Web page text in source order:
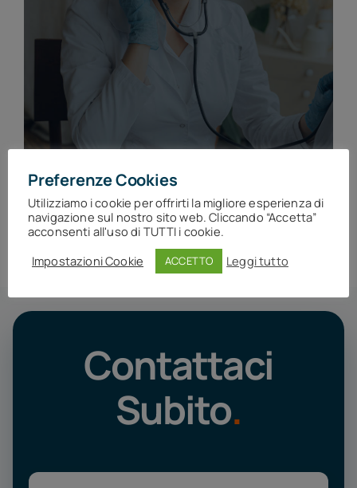
Entra nell’Area Visite
Contattaci
Subito.
Preferenze Cookies
Utilizziamo i cookie per offrirti la migliore esperienza di
navigazione sul nostro sito web. Cliccando “Accetta”
acconsenti all'uso di TUTTI i cookie.
Impostazioni Cookie
ACCETTO Leggi tutto